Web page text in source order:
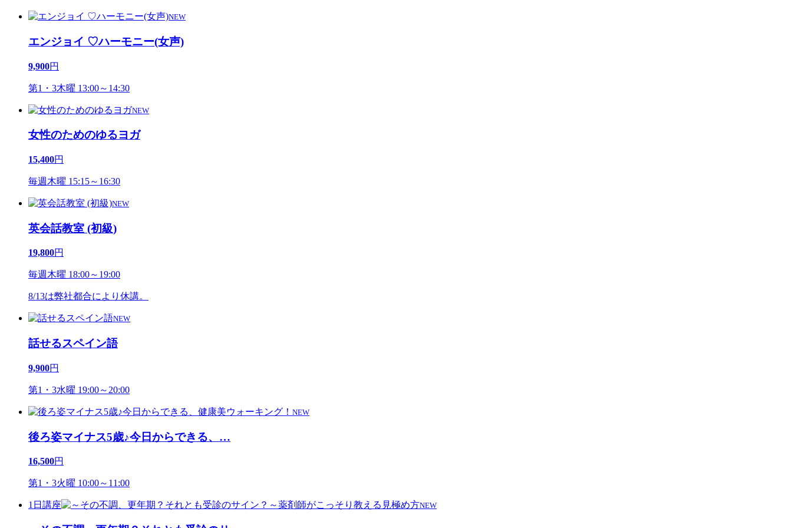
NEW
エンジョイ ♡ハーモニー(女声)
9,900円
第1・3木曜 13:00～14:30
NEW
女性のためのゆるヨガ
15,400円
毎週木曜 15:15～16:30
NEW
英会話教室 (初級)
19,800円
毎週木曜 18:00～19:00
8/13は弊社都合により休講。
NEW
話せるスペイン語
9,900円
第1・3水曜 19:00～20:00
NEW
後ろ姿マイナス5歳♪今日からできる、 …
16,500円
第1・3火曜 10:00～11:00
1日講座 NEW